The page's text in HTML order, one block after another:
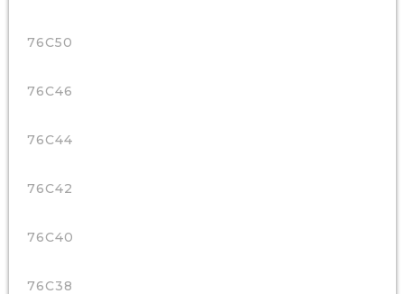
76C50
76C46
76C44
76C42
76C40
76C38